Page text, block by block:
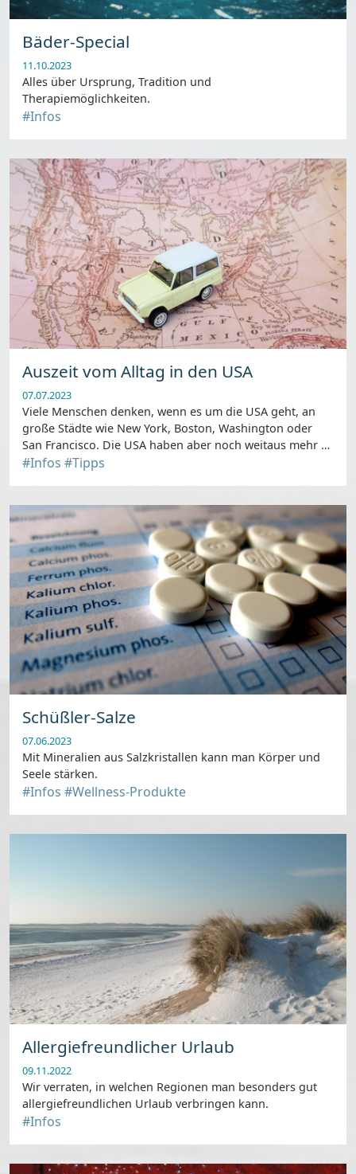
Bäder-Special
11.10.2023
Alles über Ursprung, Tradition und
Therapiemöglichkeiten.
#Infos
Auszeit vom Alltag in den USA
07.07.2023
Viele Menschen denken, wenn es um die USA geht, an
große Städte wie New York, Boston, Washington oder
San Francisco. Die USA haben aber noch weitaus mehr zu
bieten.
#Infos #Tipps
Schüßler-Salze
07.06.2023
Mit Mineralien aus Salzkristallen kann man Körper und
Seele stärken.
#Infos #Wellness-Produkte
Allergiefreundlicher Urlaub
09.11.2022
Wir verraten, in welchen Regionen man besonders gut
allergiefreundlichen Urlaub verbringen kann.
#Infos